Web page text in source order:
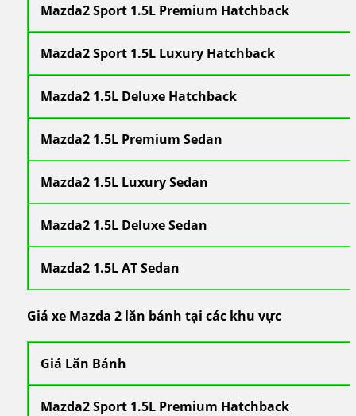
Mazda2 Sport 1.5L Premium Hatchback
Mazda2 Sport 1.5L Luxury Hatchback
Mazda2 1.5L Deluxe Hatchback
Mazda2 1.5L Premium Sedan
Mazda2 1.5L Luxury Sedan
Mazda2 1.5L Deluxe Sedan
Mazda2 1.5L AT Sedan
Giá xe Mazda 2 lăn bánh tại các khu vực
Giá Lăn Bánh
Mazda2 Sport 1.5L Premium Hatchback